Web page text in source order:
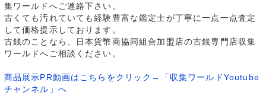
集ワールドへご連絡下さい。
古くても汚れていても経験豊富な鑑定士が丁寧に一点一点査定
して価格提示しております。
古銭のことなら、日本貨幣商協同組合加盟店の古銭専門店収集
ワールドへご相談ください。
商品展示PR動画はこちらをクリック→「収集ワールドYoutube
チャンネル」へ